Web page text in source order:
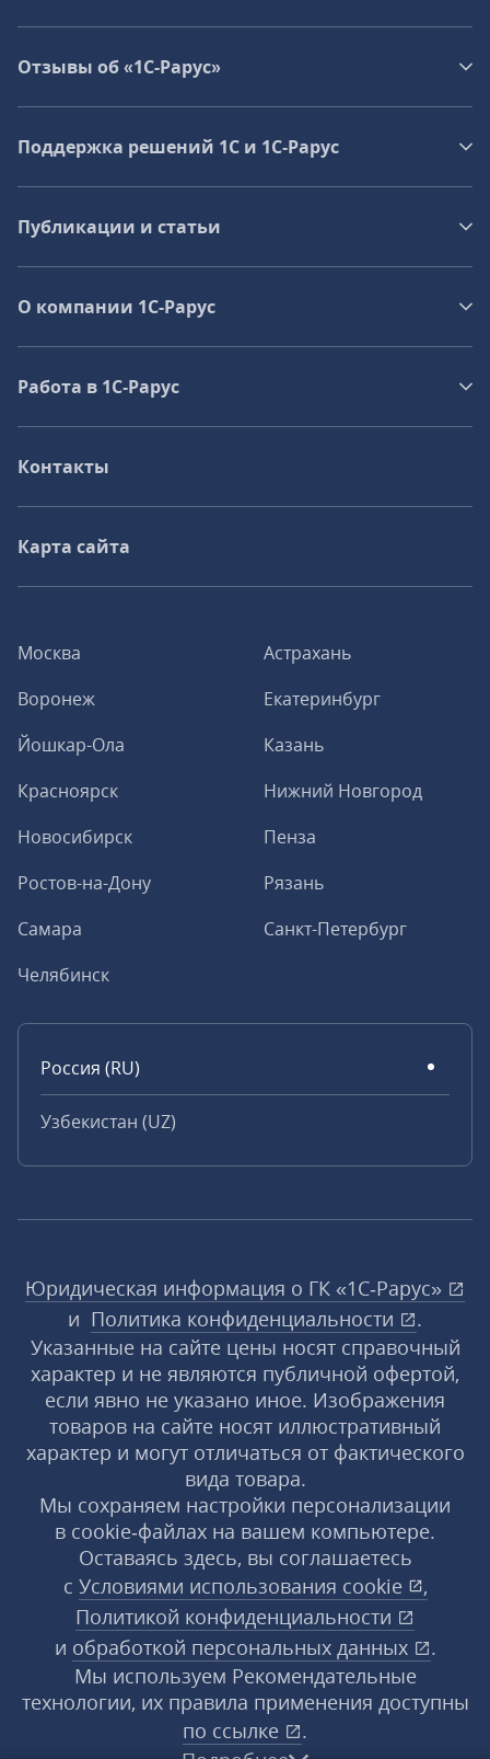
Москва
Астрахань
Воронеж
Екатеринбург
Йошкар-Ола
Казань
Красноярск
Нижний Новгород
Новосибирск
Пенза
Ростов-на-Дону
Рязань
Самара
Санкт-Петербург
Челябинск
Россия (RU)
Узбекистан (UZ)
Отзывы об «1С-Рарус»
Поддержка решений 1С и 1С‑Рарус
Публикации и статьи
О компании 1C-Рарус
Работа в 1С‑Рарус
Контакты
Карта сайта
Юридическая информация о ГК «1С‑Рарус»
и Политика конфиденциальности
.
Указанные на сайте цены носят справочный
характер и не являются публичной офертой,
если явно не указано иное. Изображения
товаров на сайте носят иллюстративный
характер и могут отличаться от фактического
вида товара.
Мы сохраняем настройки персонализации
в cookie‑файлах на вашем компьютере.
Оставаясь здесь, вы соглашаетесь
с Условиями использования cookie
,
Политикой конфиденциальности
и обработкой персональных данных
.
Мы используем Рекомендательные
технологии, их правила применения доступны
по ссылке
.